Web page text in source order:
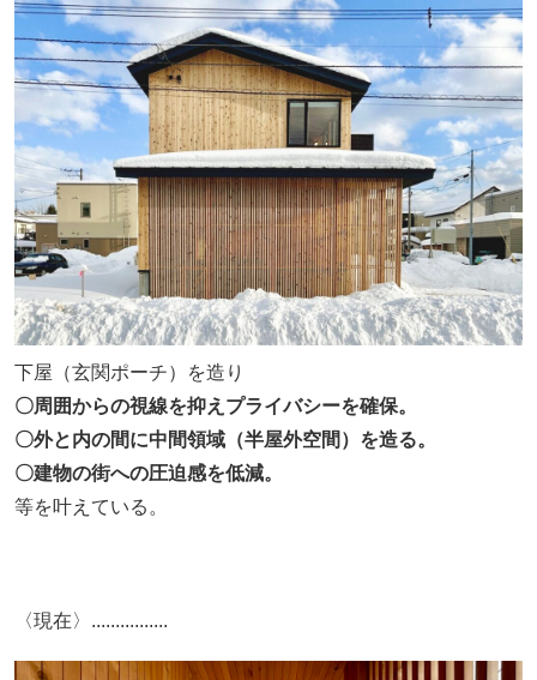
下屋（玄関ポーチ）を造り
〇周囲からの視線を抑えプライバシーを確保。
〇外と内の間に中間領域（半屋外空間）を造る。
〇建物の街への圧迫感を低減。
等を叶えている。
〈現在〉................